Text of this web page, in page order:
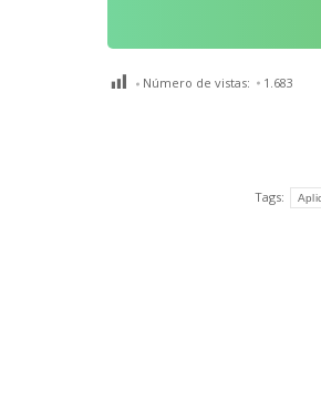
Número de vistas: 1.683
Tags: